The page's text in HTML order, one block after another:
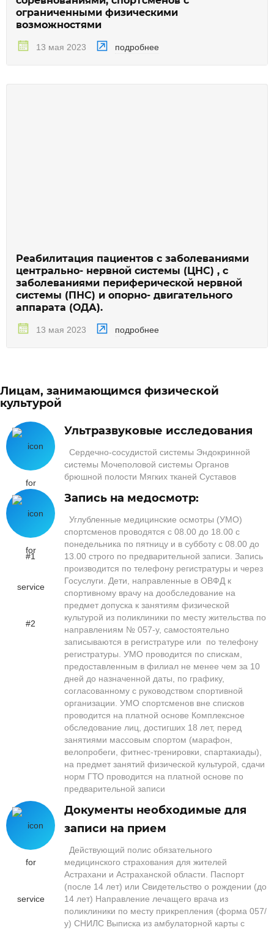
ограниченными физическими
возможностями
13 мая 2023 подробнее
Реабилитация пациентов с заболеваниями
центрально- нервной системы (ЦНС) , с
заболеваниями периферической нервной
системы (ПНС) и опорно- двигательного
аппарата (ОДА).
13 мая 2023 подробнее
Лицам, занимающимся физической
культурой
Ультразвуковые исследования
Сердечно-сосудистой системы Эндокринной
системы Мочеполовой системы Органов
брюшной полости Мягких тканей Суставов
Запись на медосмотр:
Углубленные медицинские осмотры (УМО)
спортсменов проводятся с 08.00 до 18.00 с
понедельника по пятницу и в субботу с 08.00 до
13.00 строго по предварительной записи. Запись
производится по телефону регистратуры и через
Госуслуги. Дети, направленные в ОВФД к
спортивному врачу на дообследование на
предмет допуска к занятиям физической
культурой из поликлиники по месту жительства по
направлениям № 057-у, самостоятельно
записываются в регистратуре или по телефону
регистратуры. УМО проводится по спискам,
предоставленным в филиал не менее чем за 10
дней до назначенной даты, по графику,
согласованному с руководством спортивной
организации. УМО спортсменов вне списков
проводится на платной основе Комплексное
обследование лиц, достигших 18 лет, перед
занятиями массовым спортом (марафон,
велопробеги, фитнес-тренировки, спартакиады),
на предмет занятий физической культурой, сдачи
норм ГТО проводится на платной основе по
предварительной записи
Документы необходимые для
записи на прием
Действующий полис обязательного
медицинского страхования для жителей
Астрахани и Астраханской области. Паспорт
(после 14 лет) или Свидетельство о рождении (до
14 лет) Направление лечащего врача из
поликлиники по месту прикрепления (форма 057/
у) СНИЛС Выписка из амбулаторной карты с